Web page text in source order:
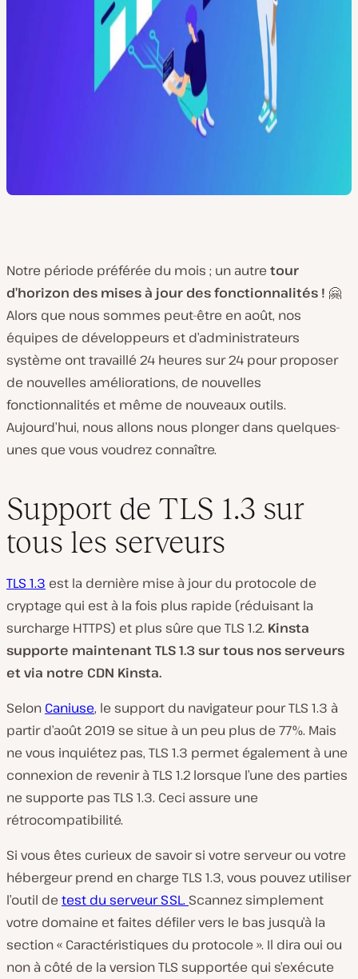
Notre période préférée du mois ; un autre tour
d’horizon des mises à jour des fonctionnalités ! 🤗
Alors que nous sommes peut-être en août, nos
équipes de développeurs et d’administrateurs
système ont travaillé 24 heures sur 24 pour proposer
de nouvelles améliorations, de nouvelles
fonctionnalités et même de nouveaux outils.
Aujourd’hui, nous allons nous plonger dans quelques-
unes que vous voudrez connaître.
Support de TLS 1.3 sur
tous les serveurs
TLS 1.3 est la dernière mise à jour du protocole de
cryptage qui est à la fois plus rapide (réduisant la
surcharge HTTPS) et plus sûre que TLS 1.2. Kinsta
supporte maintenant TLS 1.3 sur tous nos serveurs
et via notre CDN Kinsta.
Selon Caniuse, le support du navigateur pour TLS 1.3 à
partir d’août 2019 se situe à un peu plus de 77%. Mais
ne vous inquiétez pas, TLS 1.3 permet également à une
connexion de revenir à TLS 1.2 lorsque l’une des parties
ne supporte pas TLS 1.3. Ceci assure une
rétrocompatibilité.
Si vous êtes curieux de savoir si votre serveur ou votre
hébergeur prend en charge TLS 1.3, vous pouvez utiliser
l’outil de test du serveur SSL. Scannez simplement
votre domaine et faites défiler vers le bas jusqu’à la
section « Caractéristiques du protocole ». Il dira oui ou
non à côté de la version TLS supportée qui s’exécute